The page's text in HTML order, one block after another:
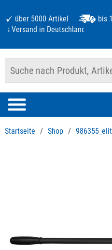
über 5000 Artikel
bis
Versand in Deutschland ab 125
Startseite / Shop /